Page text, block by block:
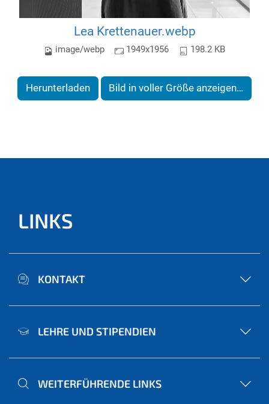
Lea Krettenauer.webp
image/webp 1949x1956 198.2 KB
Herunterladen Bild in voller Größe anzeigen…
LINKS
KONTAKT
LEHRE UND STIPENDIEN
WEITERFÜHRENDE LINKS